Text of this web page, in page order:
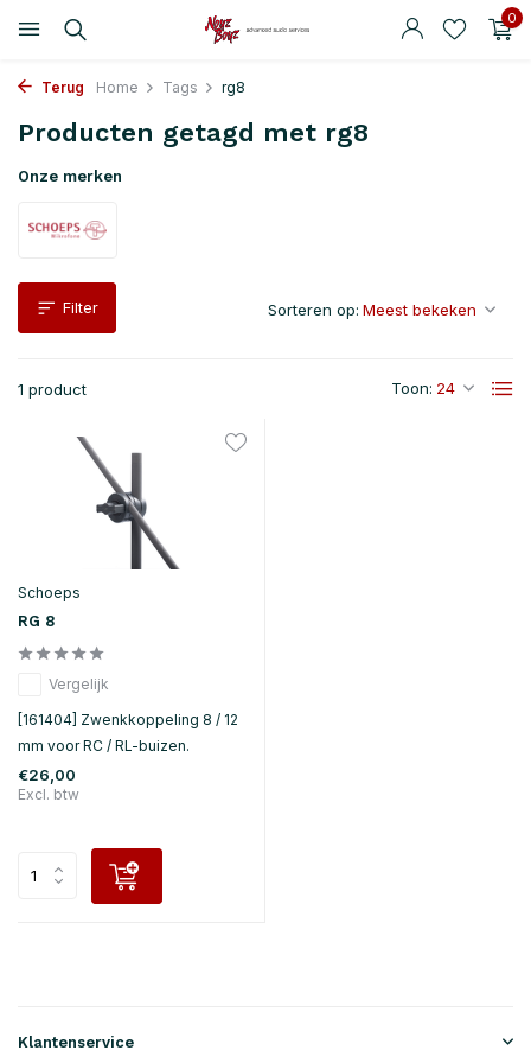
0
Terug Home Tags rg8
Producten getagd met rg8
Onze merken
Filter
1 product Toon:
Sorteren op:
Schoeps
RG 8
Vergelijk
[161404] Zwenkkoppeling 8 / 12
mm voor RC / RL-buizen.
€26,00
Excl. btw
Klantenservice